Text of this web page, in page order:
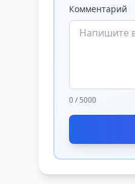
Комментарий
0 / 5000